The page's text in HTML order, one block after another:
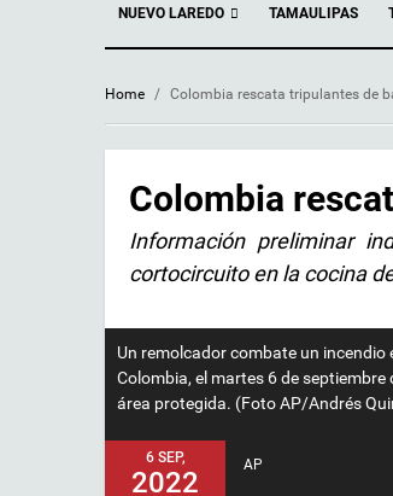
NUEVO LAREDO TAMAULIPAS
Home / Colombia rescata tripulantes de
Colombia
Información preliminar
cortocircuito en la cocina
Un remolcador combate un
Colombia, el martes 6 de
área protegida. (Foto AP/Andrés
6 SEP,
2022
AP